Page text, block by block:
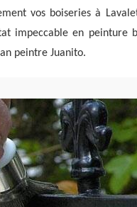
vos boiseries à
impeccable en peinture
peintre Juanito.